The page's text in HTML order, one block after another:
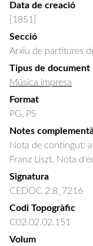
Data de creació
[1851]
Secció
Arxiu de partitures
Tipus de document
Música impresa
Format
PG, PS
Notes
Nota de contingut:
Franz Liszt. Nota
Signatura
CEDOC 2.8_7216
Codi Topogràfic
C02.02.02.151
Volum